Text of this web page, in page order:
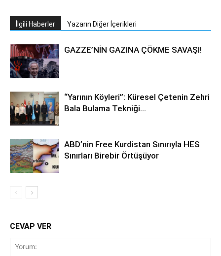
İlgili Haberler Yazarın Diğer İçerikleri
GAZZE’NİN GAZINA ÇÖKME SAVAŞI!
“Yarının Köyleri”: Küresel Çetenin Zehri
Bala Bulama Tekniği…
ABD’nin Free Kurdistan Sınırıyla HES
Sınırları Birebir Örtüşüyor
CEVAP VER